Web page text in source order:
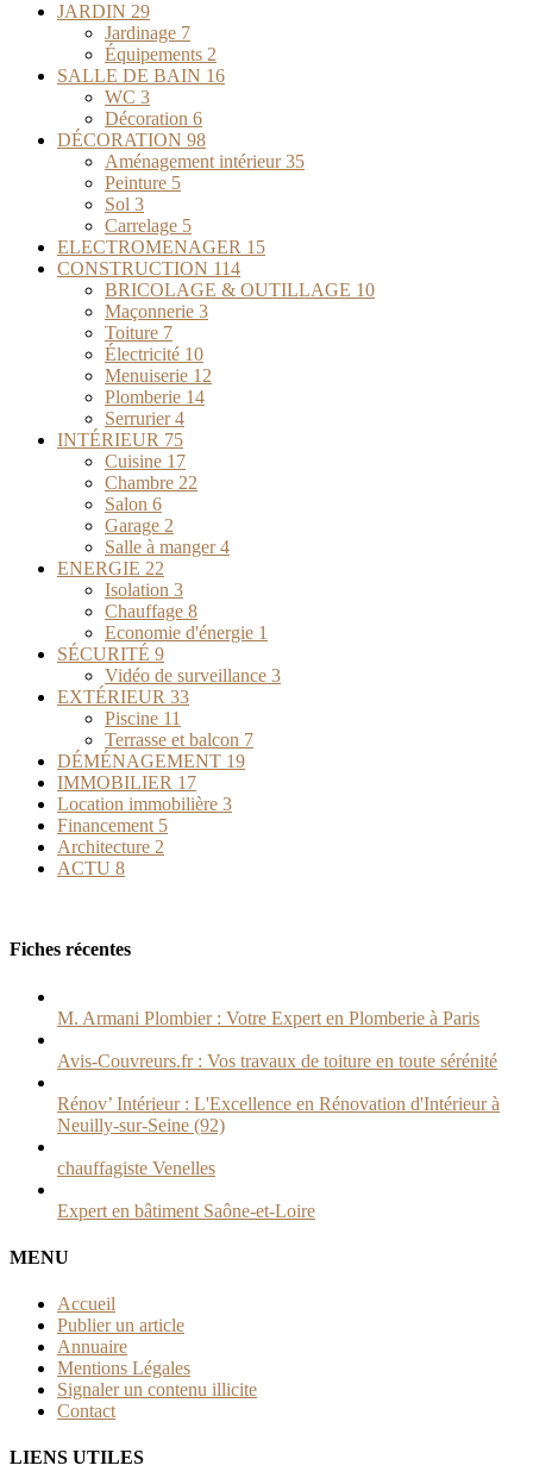
JARDIN 29
Jardinage 7
Équipements 2
SALLE DE BAIN 16
WC 3
Décoration 6
DÉCORATION 98
Aménagement intérieur35
Peinture 5
Sol 3
Carrelage 5
ELECTROMENAGER 15
CONSTRUCTION 114
BRICOLAGE & OUTILLAGE 10
Maçonnerie 3
Toiture 7
Électricité 10
Menuiserie 12
Plomberie 14
Serrurier4
INTÉRIEUR 75
Cuisine 17
Chambre 22
Salon 6
Garage 2
Salle à manger4
ENERGIE 22
Isolation 3
Chauffage 8
Economie d'énergie 1
SÉCURITÉ 9
Vidéo de surveillance 3
EXTÉRIEUR 33
Piscine 11
Terrasse et balcon 7
DÉMÉNAGEMENT 19
IMMOBILIER 17
Location immobilière 3
Financement 5
Architecture 2
ACTU 8
Fiches récentes
M. Armani Plombier : Votre Expert en Plomberie à Paris
Avis-Couvreurs.fr : Vos travaux de toiture en toute sérénité
Rénov’ Intérieur : L'Excellence en Rénovation d'Intérieur à
Neuilly-sur-Seine (92)
chauffagiste Venelles
Expert en bâtiment Saône-et-Loire
MENU
Accueil
Publier un article
Annuaire
Mentions Légales
Signaler un contenu illicite
Contact
LIENS UTILES